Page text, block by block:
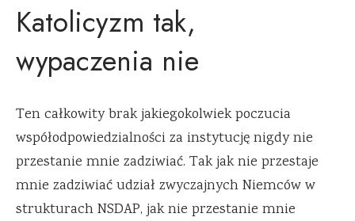
Katolicyzm tak,
wypaczenia nie
Ten całkowity brak jakiegokolwiek poczucia
współodpowiedzialności za instytucję nigdy nie
przestanie mnie zadziwiać. Tak jak nie przestaje
mnie zadziwiać udział zwyczajnych Niemców w
strukturach NSDAP, jak nie przestanie mnie